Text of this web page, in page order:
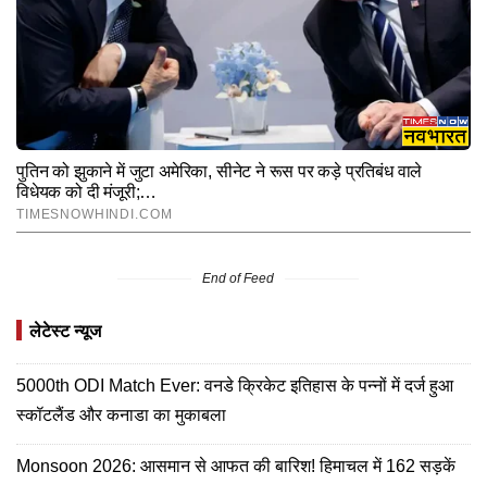
End of Feed
लेटेस्ट न्यूज
5000th ODI Match Ever: वनडे क्रिकेट इतिहास के पन्नों में दर्ज हुआ
स्कॉटलैंड और कनाडा का मुकाबला
Monsoon 2026: आसमान से आफत की बारिश! हिमाचल में 162 सड़कें